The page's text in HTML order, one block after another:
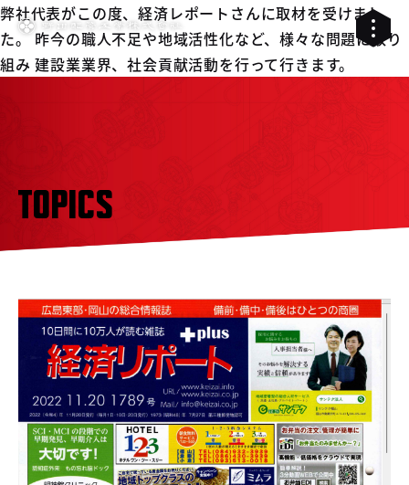
弊社代表がこの度、経済レポートさんに取材を受けまし
た。 昨今の職人不足や地域活性化など、様々な問題に取り
組み 建設業業界、社会貢献活動を行って行きます。
01
02
配管工事
03 RELIVE
04 中古車買取販売テンペスト
05 NOJ岡山店
TOPICS